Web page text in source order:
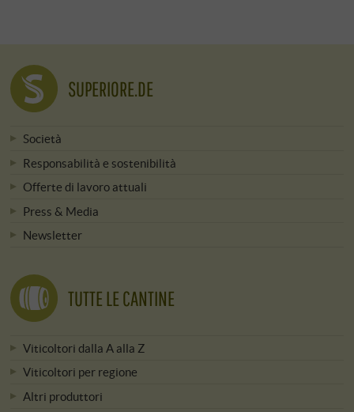
SUPERIORE.DE
Società
Responsabilità e sostenibilità
Offerte di lavoro attuali
Press & Media
Newsletter
TUTTE LE CANTINE
Viticoltori dalla A alla Z
Viticoltori per regione
Altri produttori